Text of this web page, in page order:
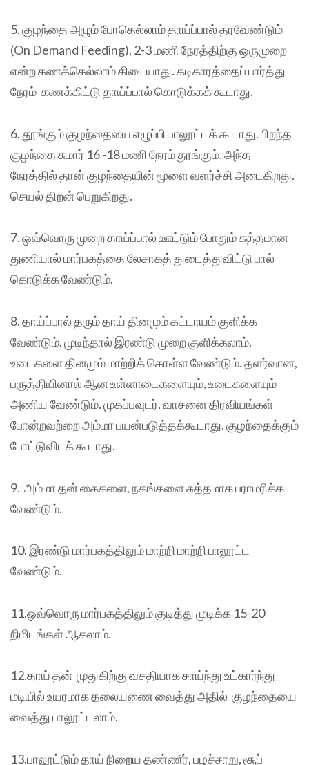
5. குழந்தை அழும் போதெல்லாம் தாய்ப்பால் தரவேண்டும்
(On Demand Feeding). 2-3 மணி நேரத்திற்கு ஒருமுறை
என்ற கணக்கெல்லாம் கிடையாது. கடிகாரத்தைப் பார்த்து
நேரம் கணக்கிட்டு தாய்ப்பால் கொடுக்கக் கூடாது.
6. தூங்கும் குழந்தையை எழுப்பி பாலூட்டக் கூடாது. பிறந்த
குழந்தை சுமார் 16 -18 மணி நேரம் தூங்கும். அந்த
நேரத்தில் தான் குழந்தையின் மூளை வளர்ச்சி அடைகிறது.
செயல் திறன் பெறுகிறது.
7. ஒவ்வொரு முறை தாய்ப்பால் ஊட்டும் போதும் சுத்தமான
துணியால் மார்பகத்தை லேசாகத் துடைத்துவிட்டு பால்
கொடுக்க வேண்டும்.
8. தாய்ப்பால் தரும் தாய் தினமும் கட்டாயம் குளிக்க
வேண்டும். முடிந்தால் இரண்டு முறை குளிக்கலாம்.
உடைகளை தினமும் மாற்றிக் கொள்ள வேண்டும். தளர்வான,
பருத்தியினால் ஆன உள்ளாடைகளையும், உடைகளையும்
அணிய வேண்டும். முகப்பவுடர், வாசனை திரவியங்கள்
போன்றவற்றை அம்மா பயன்படுத்தக்கூடாது. குழந்தைக்கும்
போட்டுவிடக் கூடாது.
9. அம்மா தன் கைகளை, நகங்களை சுத்தமாக பராமரிக்க
வேண்டும்.
10. இரண்டு மார்பகத்திலும் மாற்றி மாற்றி பாலூட்ட
வேண்டும்.
11.ஒவ்வொரு மார்பகத்திலும் குடித்து முடிக்க 15-20
நிமிடங்கள் ஆகலாம்.
12.தாய் தன் முதுகிற்கு வசதியாக சாய்ந்து உட்கார்ந்து
மடியில் உயரமாக தலையணை வைத்து அதில் குழந்தையை
வைத்து பாலூட்டலாம்.
13.பாலூட்டும் தாய் நிறைய தண்ணீர், பழச்சாறு, சூப்